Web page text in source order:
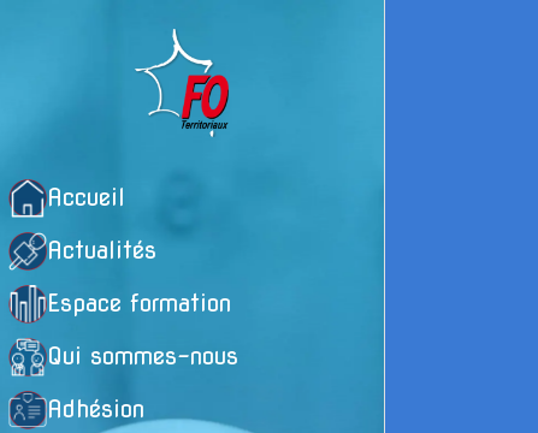
Accueil
Actualités
Espace formation
Qui sommes-nous
Adhésion